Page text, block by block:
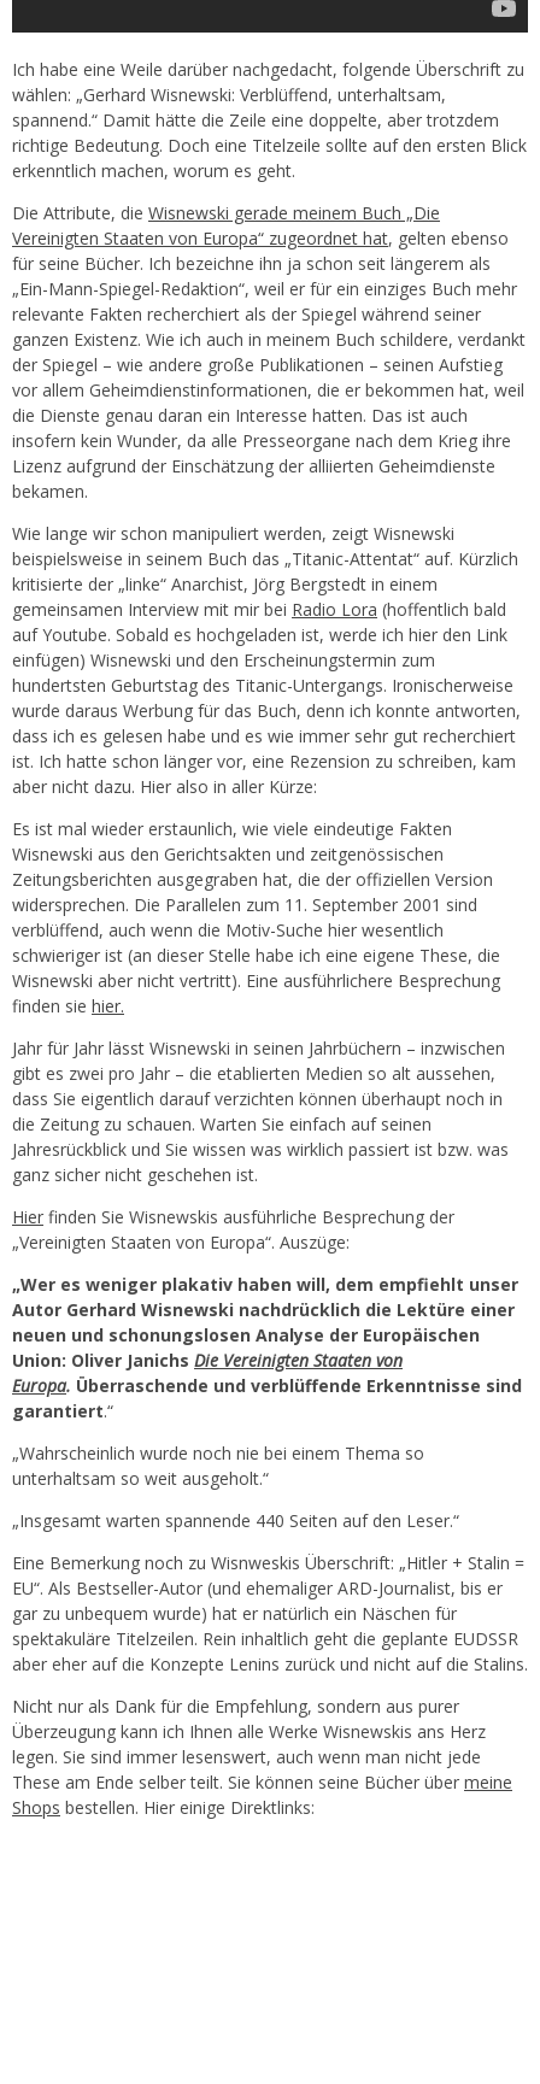
Ich habe eine Weile darüber nachgedacht, folgende Überschrift zu
wählen: „Gerhard Wisnewski: Verblüffend, unterhaltsam,
spannend.“ Damit hätte die Zeile eine doppelte, aber trotzdem
richtige Bedeutung. Doch eine Titelzeile sollte auf den ersten Blick
erkenntlich machen, worum es geht.
Die Attribute, die Wisnewski gerade meinem Buch „Die
Vereinigten Staaten von Europa“ zugeordnet hat, gelten ebenso
für seine Bücher. Ich bezeichne ihn ja schon seit längerem als
„Ein-Mann-Spiegel-Redaktion“, weil er für ein einziges Buch mehr
relevante Fakten recherchiert als der Spiegel während seiner
ganzen Existenz. Wie ich auch in meinem Buch schildere, verdankt
der Spiegel – wie andere große Publikationen – seinen Aufstieg
vor allem Geheimdienstinformationen, die er bekommen hat, weil
die Dienste genau daran ein Interesse hatten. Das ist auch
insofern kein Wunder, da alle Presseorgane nach dem Krieg ihre
Lizenz aufgrund der Einschätzung der alliierten Geheimdienste
bekamen.
Wie lange wir schon manipuliert werden, zeigt Wisnewski
beispielsweise in seinem Buch das „Titanic-Attentat“ auf. Kürzlich
kritisierte der „linke“ Anarchist, Jörg Bergstedt in einem
gemeinsamen Interview mit mir bei Radio Lora (hoffentlich bald
auf Youtube. Sobald es hochgeladen ist, werde ich hier den Link
einfügen) Wisnewski und den Erscheinungstermin zum
hundertsten Geburtstag des Titanic-Untergangs. Ironischerweise
wurde daraus Werbung für das Buch, denn ich konnte antworten,
dass ich es gelesen habe und es wie immer sehr gut recherchiert
ist. Ich hatte schon länger vor, eine Rezension zu schreiben, kam
aber nicht dazu. Hier also in aller Kürze:
Es ist mal wieder erstaunlich, wie viele eindeutige Fakten
Wisnewski aus den Gerichtsakten und zeitgenössischen
Zeitungsberichten ausgegraben hat, die der offiziellen Version
widersprechen. Die Parallelen zum 11. September 2001 sind
verblüffend, auch wenn die Motiv-Suche hier wesentlich
schwieriger ist (an dieser Stelle habe ich eine eigene These, die
Wisnewski aber nicht vertritt). Eine ausführlichere Besprechung
finden sie hier.
Jahr für Jahr lässt Wisnewski in seinen Jahrbüchern – inzwischen
gibt es zwei pro Jahr – die etablierten Medien so alt aussehen,
dass Sie eigentlich darauf verzichten können überhaupt noch in
die Zeitung zu schauen. Warten Sie einfach auf seinen
Jahresrückblick und Sie wissen was wirklich passiert ist bzw. was
ganz sicher nicht geschehen ist.
Hier finden Sie Wisnewskis ausführliche Besprechung der
„Vereinigten Staaten von Europa“. Auszüge:
„Wer es weniger plakativ haben will, dem empfiehlt unser
Autor Gerhard Wisnewski nachdrücklich die Lektüre einer
neuen und schonungslosen Analyse der Europäischen
Union: Oliver Janichs Die Vereinigten Staaten von
Europa. Überraschende und verblüffende Erkenntnisse sind
garantiert.“
„Wahrscheinlich wurde noch nie bei einem Thema so
unterhaltsam so weit ausgeholt.“
„Insgesamt warten spannende 440 Seiten auf den Leser.“
Eine Bemerkung noch zu Wisnweskis Überschrift: „Hitler + Stalin =
EU“. Als Bestseller-Autor (und ehemaliger ARD-Journalist, bis er
gar zu unbequem wurde) hat er natürlich ein Näschen für
spektakuläre Titelzeilen. Rein inhaltlich geht die geplante EUDSSR
aber eher auf die Konzepte Lenins zurück und nicht auf die Stalins.
Nicht nur als Dank für die Empfehlung, sondern aus purer
Überzeugung kann ich Ihnen alle Werke Wisnewskis ans Herz
legen. Sie sind immer lesenswert, auch wenn man nicht jede
These am Ende selber teilt. Sie können seine Bücher über meine
Shops bestellen. Hier einige Direktlinks: